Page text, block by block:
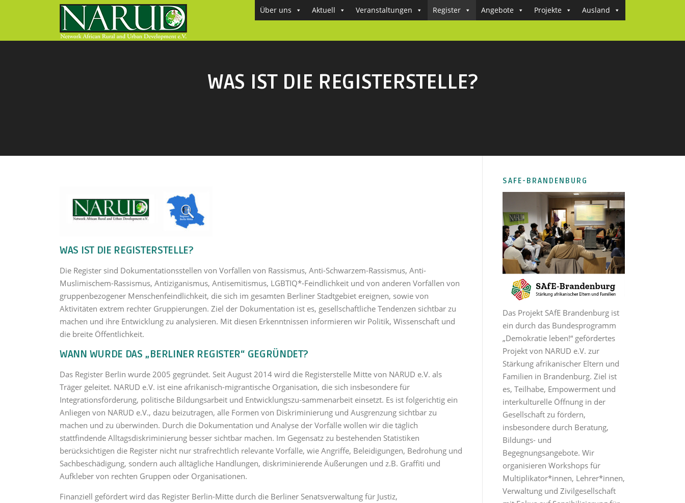
Direkt zum Inhalt Über uns Aktuell Veranstaltungen Register Angebote Projekte Ausland
WAS IST DIE REGISTERSTELLE?
WAS IST DIE REGISTERSTELLE?
Die Register sind Dokumentationsstellen von Vorfällen von Rassismus, Anti-Schwarzem-Rassismus, Anti-
Muslimischem-Rassismus, Antiziganismus, Antisemitismus, LGBTIQ*-Feindlichkeit und von anderen Vorfällen von
gruppenbezogener Menschenfeindlichkeit, die sich im gesamten Berliner Stadtgebiet ereignen, sowie von
Aktivitäten extrem rechter Gruppierungen. Ziel der Dokumentation ist es, gesellschaftliche Tendenzen sichtbar zu
machen und ihre Entwicklung zu analysieren. Mit diesen Erkenntnissen informieren wir Politik, Wissenschaft und
die breite Öffentlichkeit.
WANN WURDE DAS „BERLINER REGISTER“ GEGRÜNDET?
Das Register Berlin wurde 2005 gegründet. Seit August 2014 wird die Registerstelle Mitte von NARUD e.V. als
Träger geleitet. NARUD e.V. ist eine afrikanisch-migrantische Organisation, die sich insbesondere für
Integrationsförderung, politische Bildungsarbeit und Entwicklungszu-sammenarbeit einsetzt. Es ist folgerichtig ein
Anliegen von NARUD e.V., dazu beizutragen, alle Formen von Diskriminierung und Ausgrenzung sichtbar zu
machen und zu überwinden. Durch die Dokumentation und Analyse der Vorfälle wollen wir die täglich
stattfindende Alltagsdiskriminierung besser sichtbar machen. Im Gegensatz zu bestehenden Statistiken
berücksichtigen die Register nicht nur strafrechtlich relevante Vorfälle, wie Angriffe, Beleidigungen, Bedrohung und
Sachbeschädigung, sondern auch alltägliche Handlungen, diskriminierende Äußerungen und z.B. Graffiti und
Aufkleber von rechten Gruppen oder Organisationen.
Finanziell gefördert wird das Register Berlin-Mitte durch die Berliner Senatsverwaltung für Justiz,
SAFE-BRANDENBURG
Das Projekt SAfE Brandenburg ist
ein durch das Bundesprogramm
„Demokratie leben!“ gefördertes
Projekt von NARUD e.V. zur
Stärkung afrikanischer Eltern und
Familien in Brandenburg. Ziel ist
es, Teilhabe, Empowerment und
interkulturelle Öffnung in der
Gesellschaft zu fördern,
insbesondere durch Beratung,
Bildungs- und
Begegnungsangebote. Wir
organisieren Workshops für
Multiplikator*innen, Lehrer*innen,
Verwaltung und Zivilgesellschaft